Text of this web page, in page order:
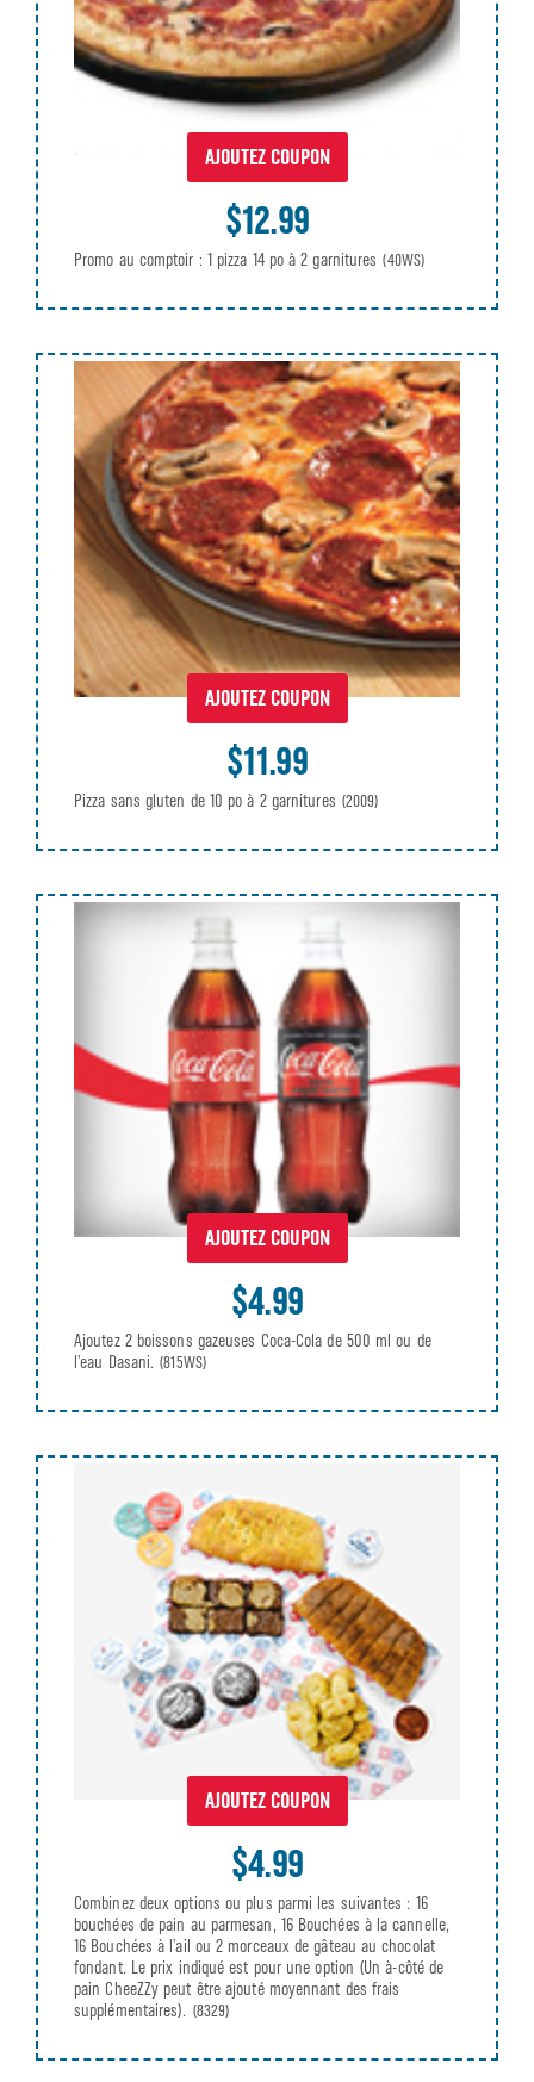
AJOUTEZ COUPON
$12.99
Promo au comptoir : 1 pizza 14 po à 2 garnitures (40WS)
AJOUTEZ COUPON
$11.99
Pizza sans gluten de 10 po à 2 garnitures (2009)
AJOUTEZ COUPON
$4.99
Ajoutez 2 boissons gazeuses Coca-Cola de 500 ml ou de
l’eau Dasani. (815WS)
AJOUTEZ COUPON
$4.99
Combinez deux options ou plus parmi les suivantes : 16
bouchées de pain au parmesan, 16 Bouchées à la cannelle,
16 Bouchées à l’ail ou 2 morceaux de gâteau au chocolat
fondant. Le prix indiqué est pour une option (Un à-côté de
pain CheeZZy peut être ajouté moyennant des frais
supplémentaires). (8329)